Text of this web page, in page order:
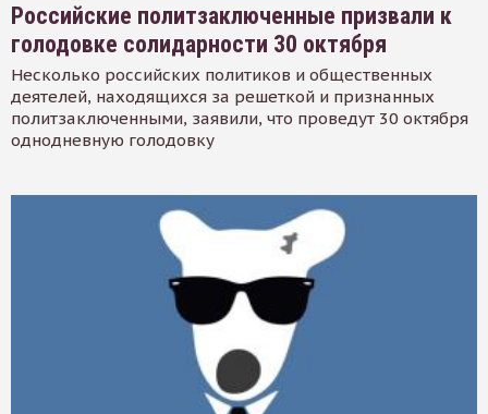
Российские политзаключенные призвали к
голодовке солидарности 30 октября
Несколько российских политиков и общественных
деятелей, находящихся за решеткой и признанных
политзаключенными, заявили, что проведут 30 октября
однодневную голодовку